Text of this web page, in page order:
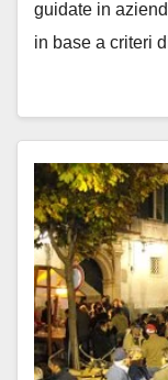
guidate in
in base a criteri